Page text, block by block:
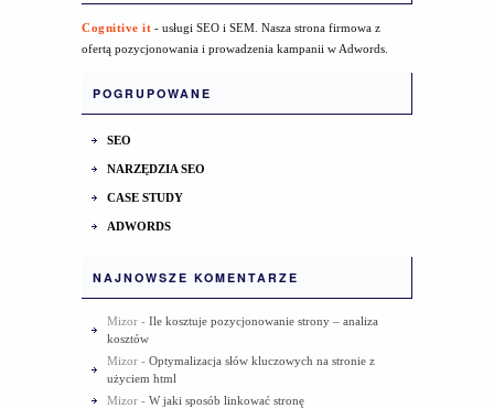
Cognitive it - usługi SEO i SEM. Nasza strona firmowa z
ofertą pozycjonowania i prowadzenia kampanii w Adwords.
POGRUPOWANE
SEO
NARZĘDZIA SEO
CASE STUDY
ADWORDS
NAJNOWSZE KOMENTARZE
Mizor - Ile kosztuje pozycjonowanie strony – analiza
kosztów
Mizor - Optymalizacja słów kluczowych na stronie z
użyciem html
Mizor - W jaki sposób linkować stronę